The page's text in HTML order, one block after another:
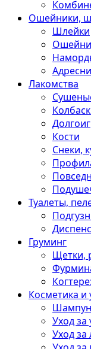
Ошейники,
Шлейки
Лакомства
Кости
Снеки,
Туалеты,
Груминг
Щетки,
Косметика и
Уход
Уход за